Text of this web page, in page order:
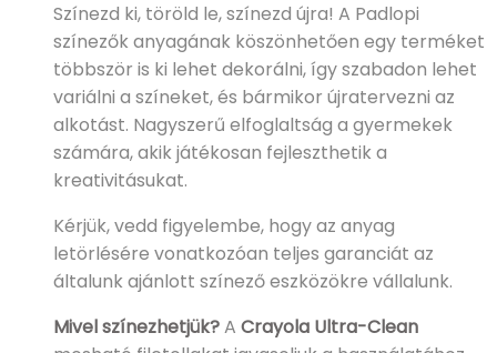
Színezd ki, töröld le, színezd újra! A Padlopi
színezők anyagának köszönhetően egy terméket
többször is ki lehet dekorálni, így szabadon lehet
variálni a színeket, és bármikor újratervezni az
alkotást. Nagyszerű elfoglaltság a gyermekek
számára, akik játékosan fejleszthetik a
kreativitásukat.
Kérjük, vedd figyelembe, hogy az anyag
letörlésére vonatkozóan teljes garanciát az
általunk ajánlott színező eszközökre vállalunk.
Mivel színezhetjük?A Crayola Ultra-Clean